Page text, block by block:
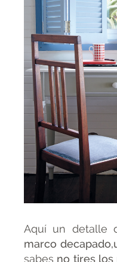
Aquí un detalle
marco
sabes no tires los